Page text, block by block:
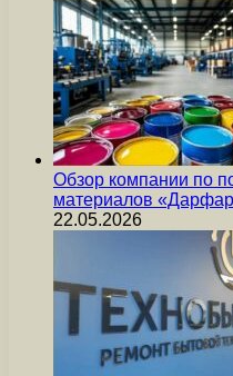
Обзор компании по
материалов
22.05.2026